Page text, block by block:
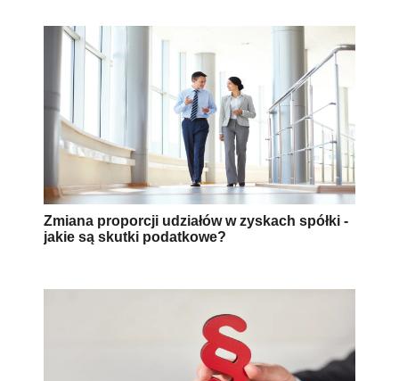
Zmiana proporcji udziałów w zyskach spółki -
jakie są skutki podatkowe?